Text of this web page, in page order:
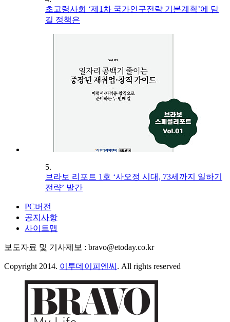
초고령사회 ‘제1차 국가인구전략 기본계획’에 담
길 정책은
5.
브라보 리포트 1호 ‘사오정 시대, 73세까지 일하기
전략’ 발간
PC버전
공지사항
사이트맵
보도자료 및 기사제보 : bravo@etoday.co.kr
Copyright 2014. 이투데이피엔씨 . All rights reserved